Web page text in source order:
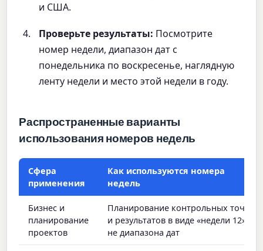
и США.
Проверьте результаты: Посмотрите
номер недели, диапазон дат с
понедельника по воскресенье, наглядную
ленту недели и место этой недели в году.
Распространенные варианты
использования номеров недель
Сфера
применения
Как используются номера
недель
Бизнес и
планирование
проектов
Планирование контрольных точек
и результатов в виде «недели 12», а
не диапазона дат